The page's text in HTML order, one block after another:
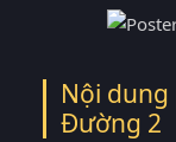
Nội
Đường 2